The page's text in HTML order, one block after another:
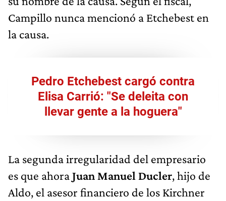
Campillo nunca mencionó a Etchebest en
la causa.
Pedro Etchebest cargó contra
Elisa Carrió: "Se deleita con
llevar gente a la hoguera"
La segunda irregularidad del empresario
es que ahoraJuan Manuel Ducler, hijo de
Aldo, el asesor financiero de los Kirchner